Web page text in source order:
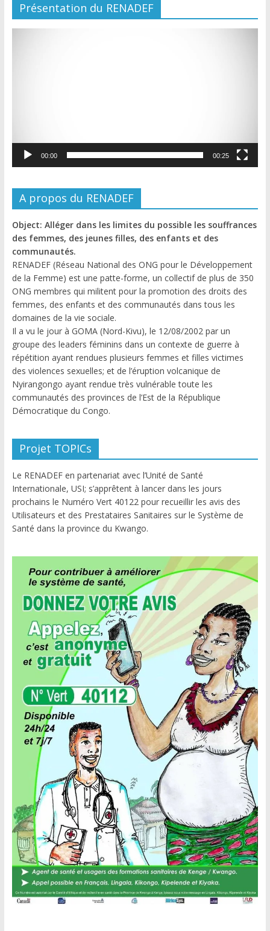
Présentation du RENADEF
00:00 00:25
A propos du RENADEF
Object: Alléger dans les limites du possible les souffrances
des femmes, des jeunes filles, des enfants et des
communautés.
RENADEF (Réseau National des ONG pour le Développement
de la Femme) est une patte-forme, un collectif de plus de 350
ONG membres qui militent pour la promotion des droits des
femmes, des enfants et des communautés dans tous les
domaines de la vie sociale.
Il a vu le jour à GOMA (Nord-Kivu), le 12/08/2002 par un
groupe des leaders féminins dans un contexte de guerre à
répétition ayant rendues plusieurs femmes et filles victimes
des violences sexuelles; et de l’éruption volcanique de
Nyirangongo ayant rendue très vulnérable toute les
communautés des provinces de l’Est de la République
Démocratique du Congo.
Projet TOPICs
Le RENADEF en partenariat avec l’Unité de Santé
Internationale, USI; s’apprêtent à lancer dans les jours
prochains le Numéro Vert 40122 pour recueillir les avis des
Utilisateurs et des Prestataires Sanitaires sur le Système de
Santé dans la province du Kwango.